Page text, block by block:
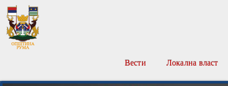
Вести Локална власт